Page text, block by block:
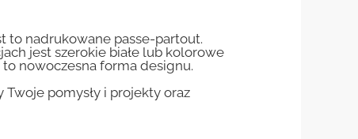
to nadrukowane passe-partout.
jest szerokie białe lub kolorowe
nowoczesna forma designu.
pomysły i projekty oraz